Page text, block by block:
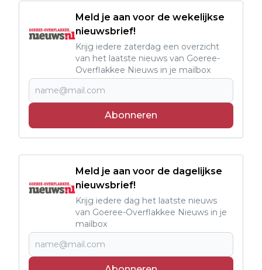
Meld je aan voor de wekelijkse
nieuwsbrief!
Krijg iedere zaterdag een overzicht
van het laatste nieuws van Goeree-
Overflakkee Nieuws in je mailbox
Abonneren
Meld je aan voor de dagelijkse
nieuwsbrief!
Krijg iedere dag het laatste nieuws
van Goeree-Overflakkee Nieuws in je
mailbox